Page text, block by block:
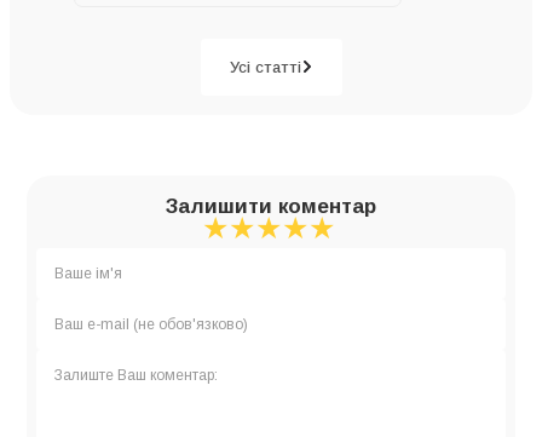
Усі статті
Залишити коментар
★
★★
★★★
★★★★
★★★★★